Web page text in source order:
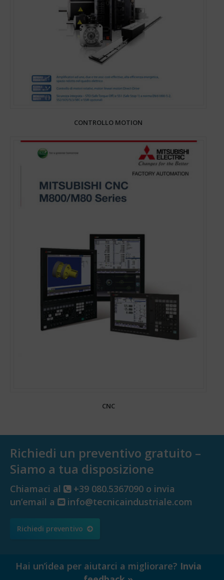
CONTROLLO MOTION
CNC
Richiedi un preventivo gratuito –
Siamo a tua disposizione
Chiamaci al
+39 080.5367090 o invia
un’email a
info@tecnicaindustriale.com
Richiedi preventivo
Hai un’idea per aiutarci a migliorare? Invia